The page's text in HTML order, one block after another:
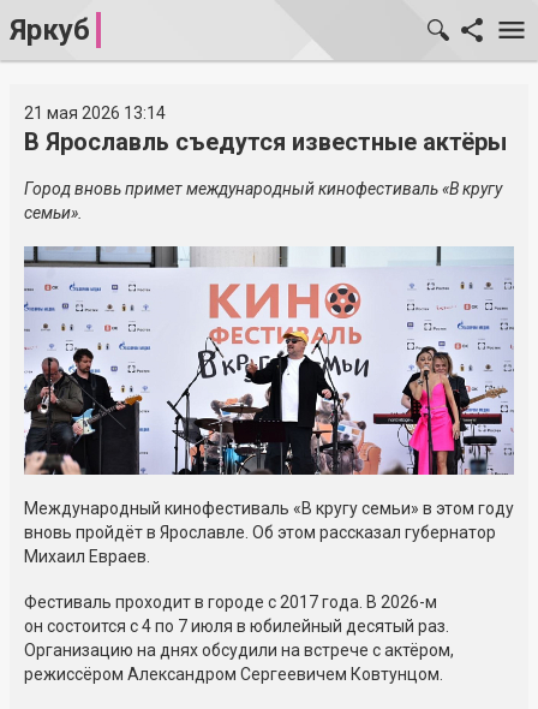
Яркуб
21 мая 2026 13:14
В Ярославль съедутся известные актёры
Город вновь примет международный кинофестиваль «В кругу
семьи».
Международный кинофестиваль «В кругу семьи» в этом году
вновь пройдёт в Ярославле. Об этом рассказал губернатор
Михаил Евраев.
Фестиваль проходит в городе с 2017 года. В 2026-м
он состоится с 4 по 7 июля в юбилейный десятый раз.
Организацию на днях обсудили на встрече с актёром,
режиссёром Александром Сергеевичем Ковтунцом.